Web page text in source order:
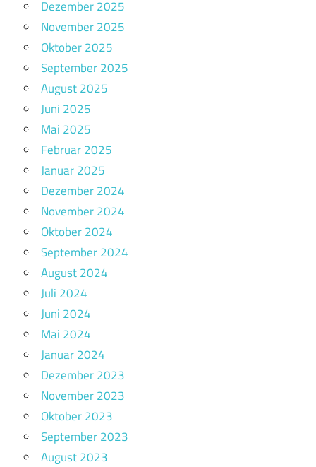
Dezember 2025
November 2025
Oktober 2025
September 2025
August 2025
Juni 2025
Mai 2025
Februar 2025
Januar 2025
Dezember 2024
November 2024
Oktober 2024
September 2024
August 2024
Juli 2024
Juni 2024
Mai 2024
Januar 2024
Dezember 2023
November 2023
Oktober 2023
September 2023
August 2023